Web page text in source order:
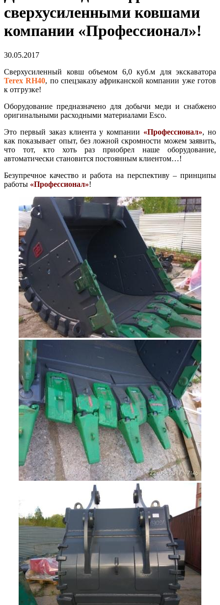
сверхусиленными ковшами
компании «Профессионал»!
30.05.2017
Сверхусиленный ковш объемом 6,0 куб.м для экскаватора
Terex RH40, по спецзаказу африканской компании уже готов
к отгрузке!
Оборудование предназначено для добычи меди и снабжено
оригинальными расходными материалами Esco.
Это первый заказ клиента у компании «Профессионал», но
как показывает опыт, без ложной скромности можем заявить,
что тот, кто хоть раз приобрел наше оборудование,
автоматически становится постоянным клиентом…!
Безупречное качество и работа на перспективу – принципы
работы «Профессионал»!